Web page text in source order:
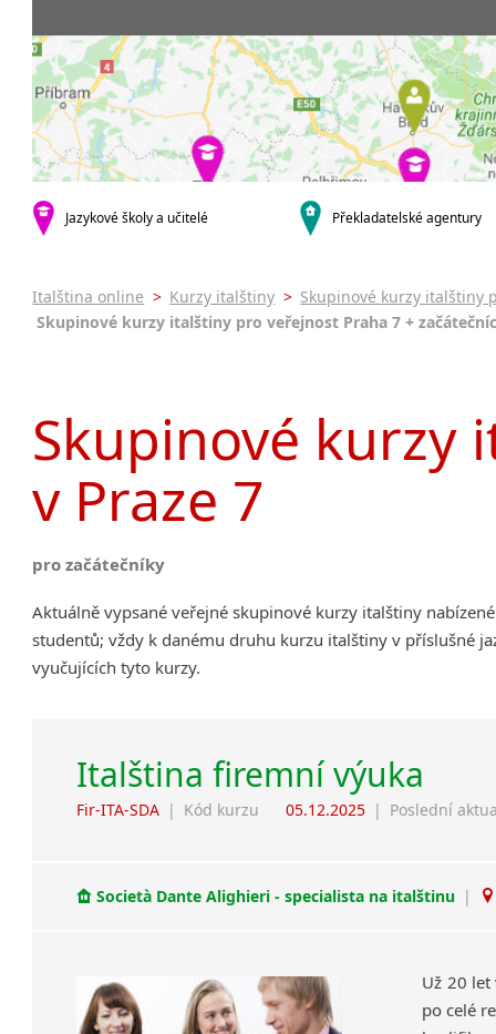
Praha 7
Praha 9
Praha 10
krajská města
Brno
Plzeň
malá města podle abecedy
kurzy s
Online
Letní
9-14 hodin týdně
20 a více hodin týdně
Večerní
Noční
Jazykové školy a učitelé Překladatelské agentury
Italština online > Kurzy italštiny > Skupinové kurzy italštiny
Skupinové kurzy italštiny pro veřejnost Praha 7 +
Skupinové kurzy
v Praze 7
pro začátečníky
Aktuálně vypsané veřejné skupinové kurzy italštiny
studentů; vždy k danému druhu kurzu italštiny v příslušné
vyučujících tyto kurzy.
Italština firemní výuka
Fir-ITA-SDA | Kód kurzu 05.12.2025 | Poslední
Società Dante Alighieri - specialista na italštinu |
Už 20 let
po celé